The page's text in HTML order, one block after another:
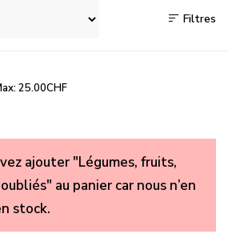
Filtres
25.00CHF
ajouter "Légumes, fruits,
au panier car nous n’en
stock.